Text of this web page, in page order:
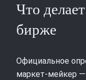
Что
бирже
Официальное
маркет‑мейкер